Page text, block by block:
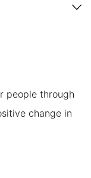
people through
change in